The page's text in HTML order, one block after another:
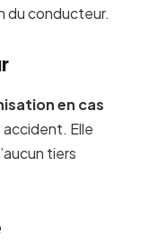
du conducteur.
en cas
accident. Elle
tiers